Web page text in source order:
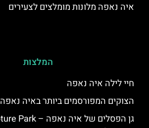
איה נאפה מלונות מומלצים לצעירים
המלצות
חיי לילה איה נאפה
הצוקים המפורסמים ביותר באיה נאפה